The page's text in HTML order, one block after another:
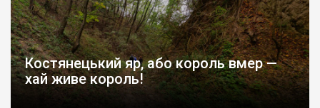
Костянецький яр, або король вмер —
хай живе король!